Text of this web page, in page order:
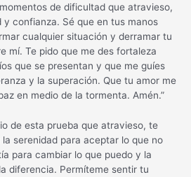
de dificultad que atravieso,
confianza. Sé que en tus manos
cualquier situación y derramar tu
mí. Te pido que me des fortaleza
que se presentan y que me guíes
y la superación. Que tu amor me
en medio de la tormenta. Amén.”
de esta prueba que atravieso, te
serenidad para aceptar lo que no
para cambiar lo que puedo y la
diferencia. Permíteme sentir tu